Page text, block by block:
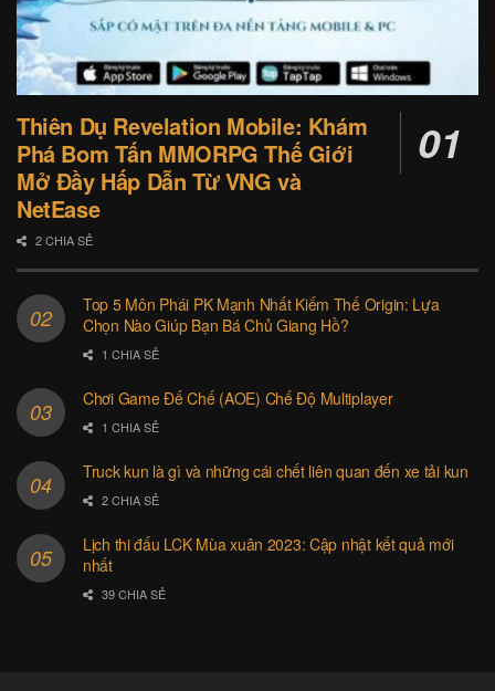
Thiên Dụ Revelation Mobile: Khám
Phá Bom Tấn MMORPG Thế Giới
Mở Đầy Hấp Dẫn Từ VNG và
NetEase
2 CHIA SẺ
Top 5 Môn Phái PK Mạnh Nhất Kiếm Thế Origin: Lựa
Chọn Nào Giúp Bạn Bá Chủ Giang Hồ?
1 CHIA SẺ
Chơi Game Đế Chế (AOE) Chế Độ Multiplayer
1 CHIA SẺ
Truck kun là gì và những cái chết liên quan đến xe tải kun
2 CHIA SẺ
Lịch thi đấu LCK Mùa xuân 2023: Cập nhật kết quả mới
nhất
39 CHIA SẺ